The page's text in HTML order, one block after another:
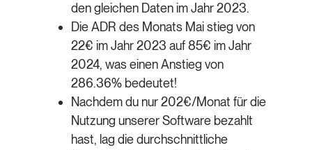
den gleichen Daten im Jahr 2023.
Die ADR des Monats Mai stieg von
22€ im Jahr 2023 auf 85€ im Jahr
2024, was einen Anstieg von
286.36% bedeutet!
Nachdem du nur 202€/Monat für die
Nutzung unserer Software bezahlt
hast, lag die durchschnittliche